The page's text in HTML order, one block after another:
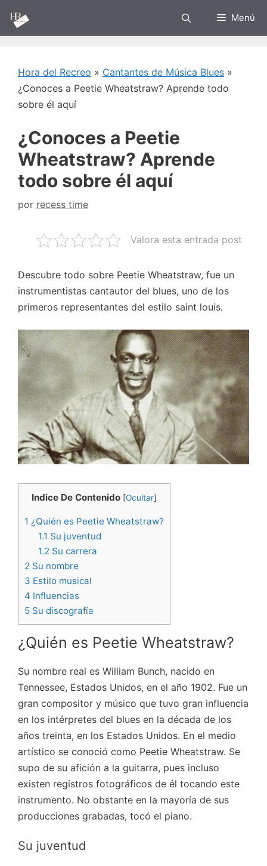
Saltar
contenido
Menú
Hora del Recreo » Cantantes de Música Blues »
¿Conoces a Peetie Wheatstraw? Aprende todo
sobre él aquí
¿Conoces a Peetie
Wheatstraw? Aprende
todo sobre él aquí
por recess time
Valora esta entrada post
Descubre todo sobre Peetie Wheatstraw, fue un
instrumentistas cantautor del blues, uno de los
primeros representantes del estilo saint louis.
Indice De Contenido [Ocultar]
1 ¿Quién es Peetie Wheatstraw?
1.1 Su juventud
1.2 Su carrera
2 Su nombre
3 Estilo musical
4 Influencias
5 Su discografía
¿Quién es Peetie Wheatstraw?
Su nombre real es William Bunch, nacido en
Tennessee, Estados Unidos, en el año 1902. Fue un
gran compositor y músico que tuvo gran influencia
en los intérpretes del blues en la década de los
años treinta, en los Estados Unidos. En el medio
artístico se conoció como Peetie Wheatstraw. Se
supo de su afición a la guitarra, pues incluso
existen registros fotográficos de él tocando este
instrumento. No obstante en la mayoría de sus
producciones grabadas, tocó el piano.
Su juventud